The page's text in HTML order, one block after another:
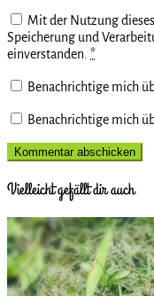
Mit der Nutzung
Speicherung und
einverstanden. *
Benachrichtige mich
Benachrichtige mich
Vielleicht gefällt dir auch